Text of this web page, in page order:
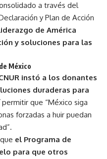
a través del
y Plan de Acción
de América
y soluciones para las
México
instó a los donantes
duraderas para
permitir que “México siga
forzadas a huir puedan
el Programa de
para que otros